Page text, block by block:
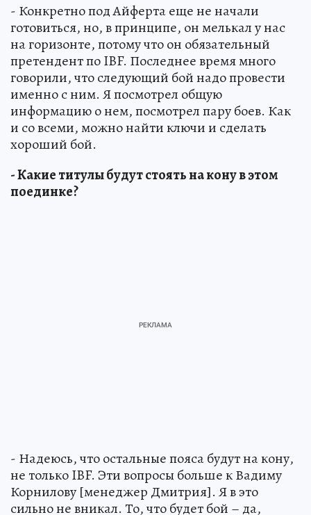
- Конкретно под Айферта еще не начали
готовиться, но, в принципе, он мелькал у нас
на горизонте, потому что он обязательный
претендент по IBF. Последнее время много
говорили, что следующий бой надо провести
именно с ним. Я посмотрел общую
информацию о нем, посмотрел пару боев. Как
и со всеми, можно найти ключи и сделать
хороший бой.
- Какие титулы будут стоять на кону в этом
поединке?
- Надеюсь, что остальные пояса будут на кону,
не только IBF. Эти вопросы больше к Вадиму
Корнилову [менеджер Дмитрия]. Я в это
сильно не вникал. То, что будет бой – да,